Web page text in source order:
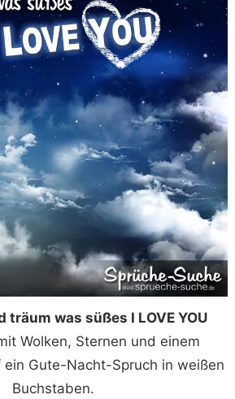
träum was süßes I LOVE YOU
Wolken, Sternen und einem
Gute-Nacht-Spruch in weißen
Buchstaben.